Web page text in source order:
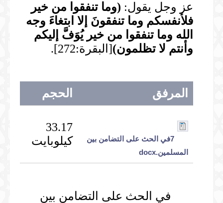
عز وجل يقول: (وما تنفقوا من خير
فلأنفسكم وما تنفقونَ إلا ابتغاءَ وجه
الله وما تنفقوا من خير يُوَفَّ إليكم
وأنتم لا تظلمون)[البقرة:272].
المرفق الحجم
7في الحث على التضامن بين
المسلمين.docx
33.17
كيلوبايت
في الحث على التضامن بين